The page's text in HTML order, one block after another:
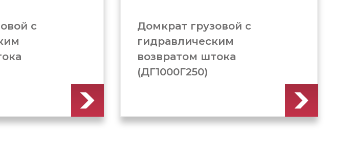
c
Домкрат грузовой c
гидравлическим
возвратом штока
(ДГ1000Г200)